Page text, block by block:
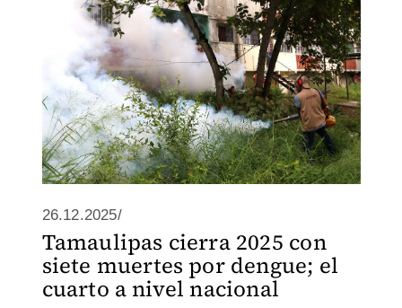
26.12.2025/
Tamaulipas cierra 2025 con
siete muertes por dengue; el
cuarto a nivel nacional